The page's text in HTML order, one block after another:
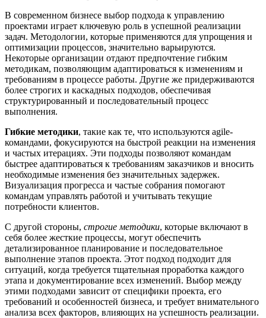
В современном бизнесе выбор подхода к управлению
проектами играет ключевую роль в успешной реализации
задач. Методологии, которые применяются для упрощения и
оптимизации процессов, значительно варьируются.
Некоторые организации отдают предпочтение гибким
методикам, позволяющим адаптироваться к изменениям и
требованиям в процессе работы. Другие же придерживаются
более строгих и каскадных подходов, обеспечивая
структурированный и последовательный процесс
выполнения.
Гибкие методики, такие как те, что используются agile-
командами, фокусируются на быстрой реакции на изменения
и частых итерациях. Эти подходы позволяют командам
быстрее адаптироваться к требованиям заказчиков и вносить
необходимые изменения без значительных задержек.
Визуализация прогресса и частые собрания помогают
командам управлять работой и учитывать текущие
потребности клиентов.
С другой стороны, строгие методики, которые включают в
себя более жесткие процессы, могут обеспечить
детализированное планирование и последовательное
выполнение этапов проекта. Этот подход подходит для
ситуаций, когда требуется тщательная проработка каждого
этапа и документирование всех изменений. Выбор между
этими подходами зависит от специфики проекта, его
требований и особенностей бизнеса, и требует внимательного
анализа всех факторов, влияющих на успешность реализации.